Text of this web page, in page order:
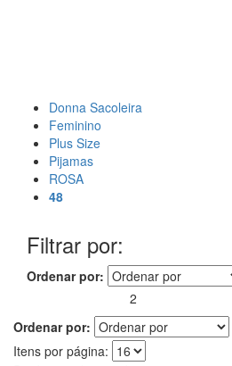
Donna Sacoleira
Feminino
Plus Size
Pijamas
ROSA
48
Filtrar por:
Ordenar por:
2
Ordenar por:
Itens por página: